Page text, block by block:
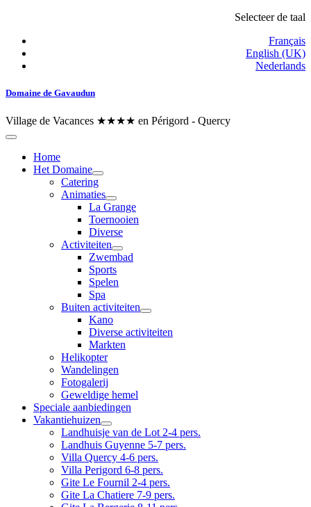
Selecteer de taal
Français
English (UK)
Nederlands
Domaine de Gavaudun
Village de Vacances ★★★★ en Périgord - Quercy
Home
Het Domaine
Catering
Animaties
La Grange
Toernooien
Diverse
Activiteiten
Zwembad
Sports
Spelen
Spa
Buiten activiteiten
Kano
Diverse activiteiten
Markten
Helikopter
Wandelingen
Fotogalerij
Geweldige hemel
Speciale aanbiedingen
Vakantiehuizen
Landhuisje van de Lot 2-4 pers.
Landhuis Guyenne 5-7 pers.
Villa Quercy 4-6 pers.
Villa Perigord 6-8 pers.
Gite Le Fournil 2-4 pers.
Gite La Chatiere 7-9 pers.